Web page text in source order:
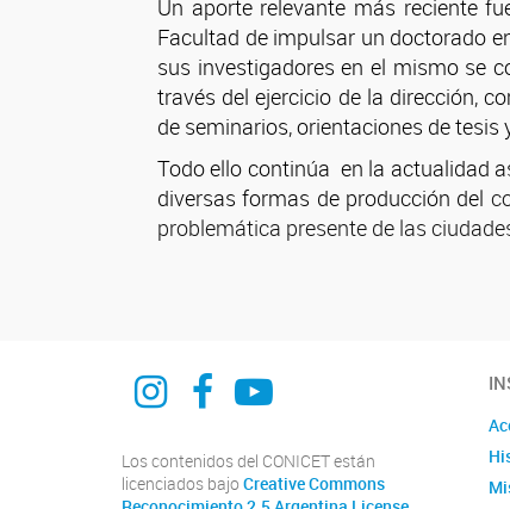
Un aporte relevante más reciente
Facultad de impulsar un doctorado
sus investigadores en el mismo se
través del ejercicio de la dirección,
de seminarios, orientaciones de
Todo ello continúa en la actualidad
diversas formas de producción del
problemática presente de las
@curdiur.conicet.unr
CURDIUR CONICET UNR@CURDIUR
Los contenidos del CONICET están
licenciados bajo Creative Commons